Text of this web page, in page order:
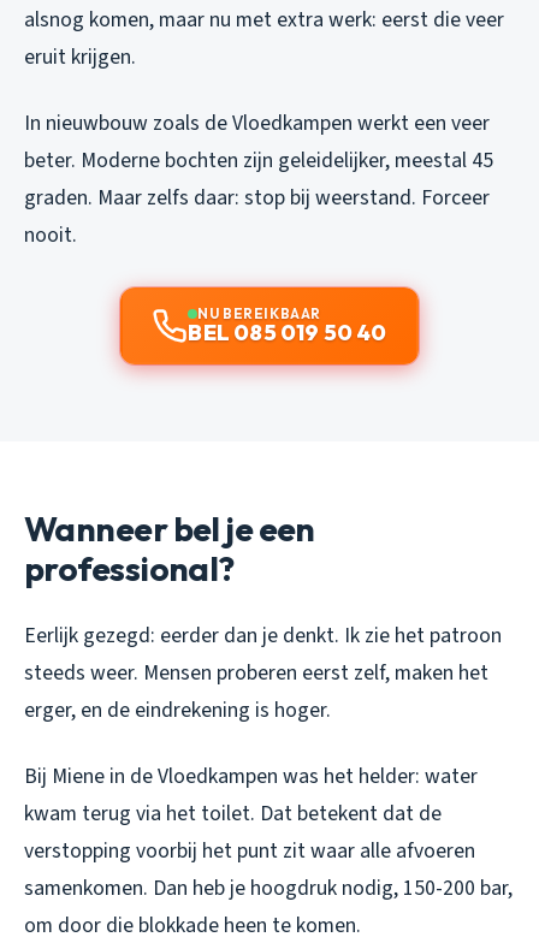
alsnog komen, maar nu met extra werk: eerst die veer
eruit krijgen.
In nieuwbouw zoals de Vloedkampen werkt een veer
beter. Moderne bochten zijn geleidelijker, meestal 45
graden. Maar zelfs daar: stop bij weerstand. Forceer
nooit.
NU BEREIKBAAR
BEL 085 019 50 40
Wanneer bel je een
professional?
Eerlijk gezegd: eerder dan je denkt. Ik zie het patroon
steeds weer. Mensen proberen eerst zelf, maken het
erger, en de eindrekening is hoger.
Bij Miene in de Vloedkampen was het helder: water
kwam terug via het toilet. Dat betekent dat de
verstopping voorbij het punt zit waar alle afvoeren
samenkomen. Dan heb je hoogdruk nodig, 150-200 bar,
om door die blokkade heen te komen.